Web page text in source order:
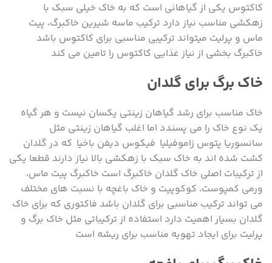
کاکتوس یکی از گیاهانی است که به خاک خیلی سبک با
زهکشی مناسب نیاز دارد ترکیب ماسه شیرین خاکبرگ، پیت
ماس و پرلیت میتواند ترکیبی مناسبی برای کاکتوس باشد
خاکبرگ بخشی از نیاز غذایی کاکتوس را تامین می کند
خاک برگ برای گلدان
خاک مناسب برای رشد گیاهان زینتی یکسان نیست و هر گیاه
یک نوع خاک را می پسندد اما اغلب گیاهان زینتی مثل
سانسوریا پتوس زاموفیلیا فیکوس دیفن باخیا که در گلدان
کشت شده اند به خاک سبک با زهکشی بالا نیاز دارند قطعا یکی
از ترکیبات اصلی خاک گلدان خاکبرگ است خاکبرگ پیت ماس،
ورمی کمپوست، کوکوپیت و خاک باغچه با نسبت های مختلف
می تواند ترکیب مناسبی برای گلدان باشد فاکتوری که برای خاک
گلدان بسیار اهمیت دارد استفاده از ترکیباتی مثل خاک برگ و
پرلیت برای ایجاد تهویه مناسب برای ریشه است